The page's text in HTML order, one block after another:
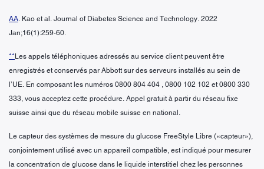
AA. Kao et al. Journal of Diabetes Science and Technology. 2022
Jan;16(1):259-60.
** Les appels téléphoniques adressés au service client peuvent être
enregistrés et conservés par Abbott sur des serveurs installés au sein de
l’UE. En composant les numéros 0800 804 404 , 0800 102 102 et 0800 330
333, vous acceptez cette procédure. Appel gratuit à partir du réseau fixe
suisse ainsi que du réseau mobile suisse en national.
Le capteur des systèmes de mesure du glucose FreeStyle Libre («capteur»),
conjointement utilisé avec un appareil compatible, est indiqué pour mesurer
la concentration de glucose dans le liquide interstitiel chez les personnes